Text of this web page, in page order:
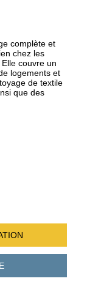
complète et
chez les
couvre un
logements et
de textile
que des